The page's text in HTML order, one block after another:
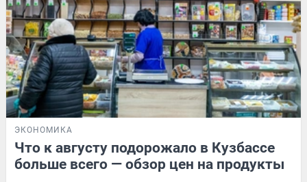
ЭКОНОМИКА
Что к августу подорожало в Кузбассе
больше всего — обзор цен на продукты